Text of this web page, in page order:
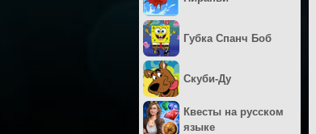
Губка Спанч Боб
Скуби-Ду
Квесты на русском
языке